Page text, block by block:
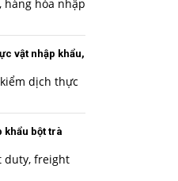
hàng hóa nhập
vật nhập khẩu,
dịch thực
khẩu bột trà
duty, freight